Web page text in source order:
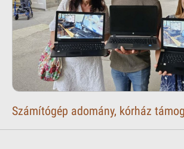
Számítógép adomány, kórház